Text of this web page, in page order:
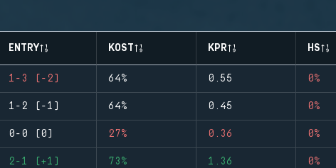
ENTRY KOST KPR HS
1-3 (-2) 64% 0.55 0%
1-2 (-1) 64% 0.45 0%
0-0 (0) 27% 0.36 0%
2-1 (+1) 73% 1.36 0%